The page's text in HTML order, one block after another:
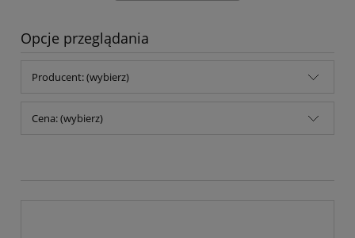
Opcje przeglądania
Producent: (wybierz)
Cena: (wybierz)